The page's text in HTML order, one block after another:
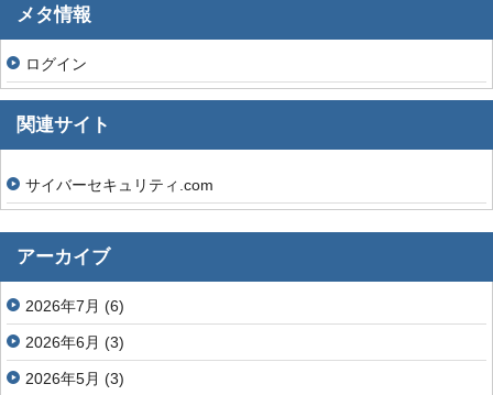
メタ情報
ログイン
関連サイト
サイバーセキュリティ.com
アーカイブ
2026年7月 (6)
2026年6月 (3)
2026年5月 (3)